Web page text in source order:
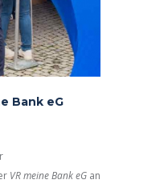
Bank eG
VR meine Bank eG an